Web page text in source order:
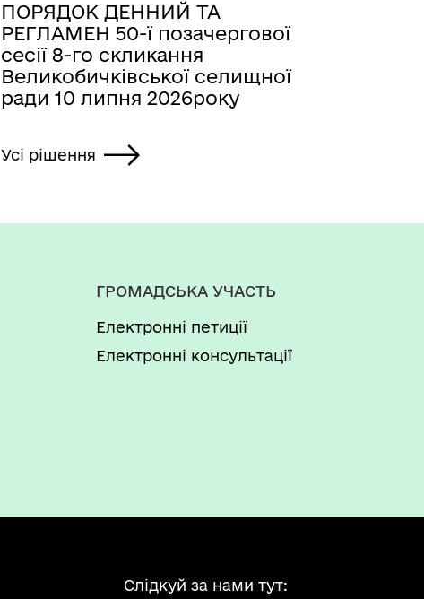
ПОРЯДОК ДЕННИЙ ТА
РЕГЛАМЕН 50-ї позачергової
сесії 8-го скликання
Великобичківської селищної
ради 10 липня 2026року
Усі рішення
ГРОМАДСЬКА УЧАСТЬ
Електронні петиції
Електронні консультації
Слідкуй за нами тут: